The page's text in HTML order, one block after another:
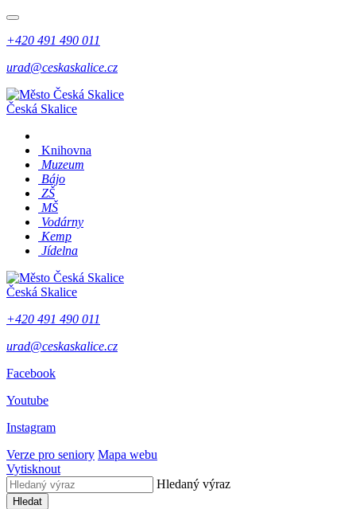
+420 491 490 011
urad@ceskaskalice.cz
Česká Skalice
Knihovna
Muzeum
Bájo
ZŠ
MŠ
Vodárny
Kemp
Jídelna
Česká Skalice
+420 491 490 011
urad@ceskaskalice.cz
Facebook
Youtube
Instagram
Verze pro seniory Mapa webu
Vytisknout
Hledaný výraz
Hledat